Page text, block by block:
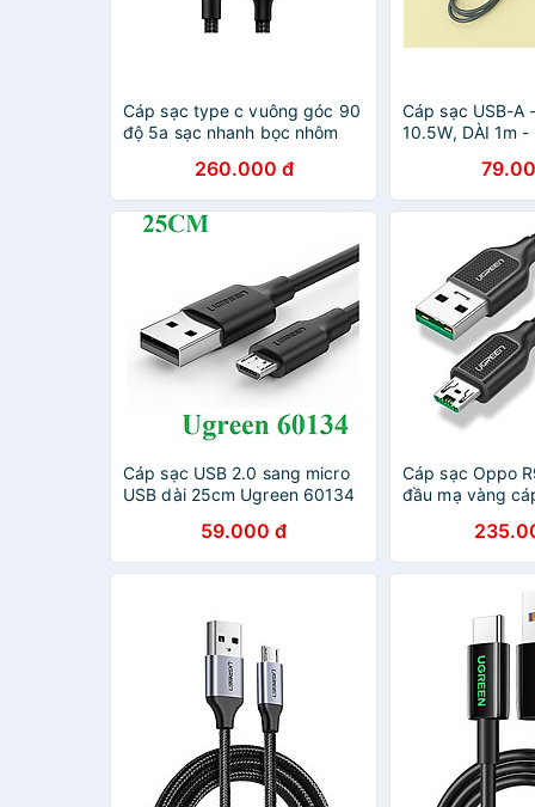
Cáp sạc type c vuông góc 90
độ 5a sạc nhanh bọc nhôm
chính hãng260.000 đ
Cáp sạc USB-A
10.5W, DÀI 1m
Cáp sạc USB 2.0 sang micro
USB dài 25cm Ugreen 60134
59.000 đ
Cáp sạc Oppo
đầu mạ vàng
hãng